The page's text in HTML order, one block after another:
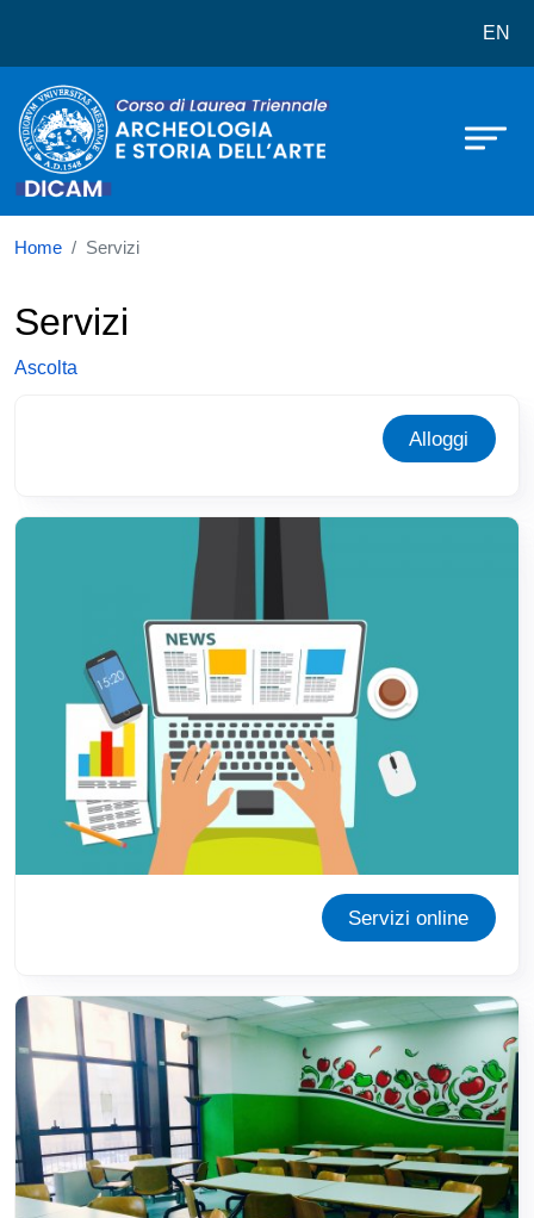
Corso di laurea in Archeologia eEN
Home Servizi
Servizi
Ascolta
Alloggi
Immagine
Servizi online
Immagine